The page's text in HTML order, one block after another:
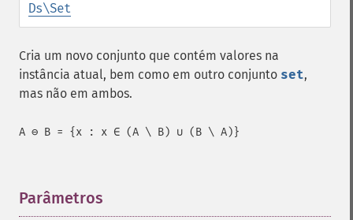
Ds\Set
Cria um novo conjunto que contém valores na
instância atual, bem como em outro conjunto set,
mas não em ambos.
A ⊖ B = {x : x ∈ (A \ B) ∪ (B \ A)}
Parâmetros